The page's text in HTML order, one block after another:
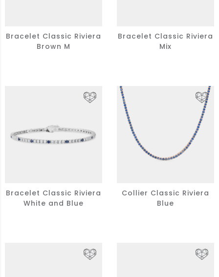
Bracelet Classic Riviera
Brown M
Bracelet Classic Riviera
Mix
Bracelet Classic Riviera
White and Blue
Collier Classic Riviera
Blue